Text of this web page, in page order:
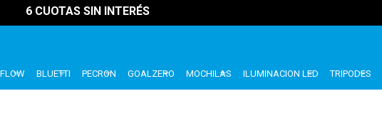
6 CUOTAS SIN INTERÉS
BLUETTI PECRON GOALZERO MOCHILAS ILUMINACION LED TRIPODES